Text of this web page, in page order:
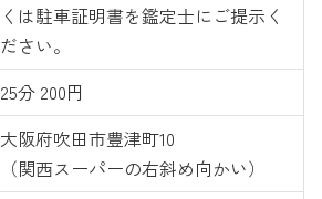
くは駐車証明書を鑑定士にご提示く
ださい。
25分 200円
大阪府吹田市豊津町10
（関西スーパーの右斜め向かい）